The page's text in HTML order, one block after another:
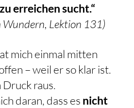
erreichen sucht.“
Wundern, Lektion 131)
mich einmal mitten
– weil er so klar ist.
raus.
daran, dass es nicht